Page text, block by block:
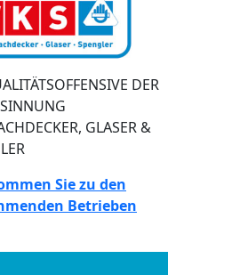
DER
GLASER &
Sie zu den
Betrieben